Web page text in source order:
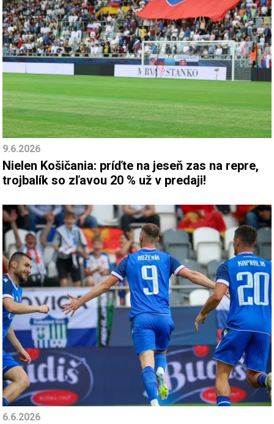
9.6.2026
Nielen Košičania: príďte na jeseň zas na repre,
trojbalík so zľavou 20 % už v predaji!
6.6.2026